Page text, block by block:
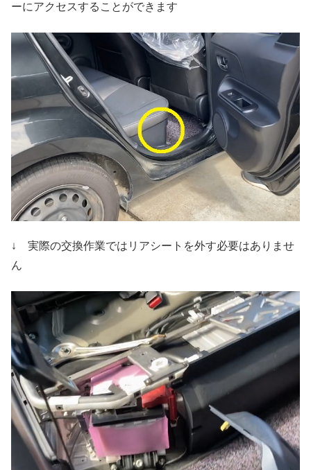
ーにアクセスすることができます
↓ 実際の交換作業ではリアシートを外す必要はありませ
ん